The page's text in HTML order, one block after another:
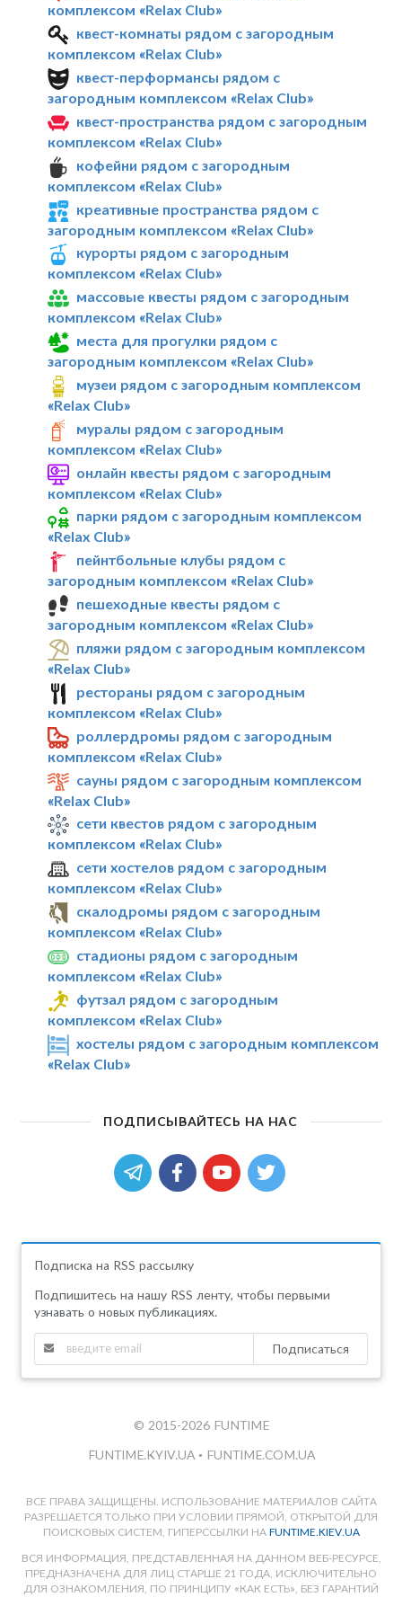
комплексом «Relax Club»
квест-комнаты рядом с загородным
комплексом «Relax Club»
квест-перформансы рядом с
загородным комплексом «Relax Club»
квест-пространства рядом с загородным
комплексом «Relax Club»
кофейни рядом с загородным
комплексом «Relax Club»
креативные пространства рядом с
загородным комплексом «Relax Club»
курорты рядом с загородным
комплексом «Relax Club»
массовые квесты рядом с загородным
комплексом «Relax Club»
места для прогулки рядом с
загородным комплексом «Relax Club»
музеи рядом с загородным комплексом
«Relax Club»
муралы рядом с загородным
комплексом «Relax Club»
онлайн квесты рядом с загородным
комплексом «Relax Club»
парки рядом с загородным комплексом
«Relax Club»
пейнтбольные клубы рядом с
загородным комплексом «Relax Club»
пешеходные квесты рядом с
загородным комплексом «Relax Club»
пляжи рядом с загородным комплексом
«Relax Club»
рестораны рядом с загородным
комплексом «Relax Club»
роллердромы рядом с загородным
комплексом «Relax Club»
сауны рядом с загородным комплексом
«Relax Club»
сети квестов рядом с загородным
комплексом «Relax Club»
сети хостелов рядом с загородным
комплексом «Relax Club»
скалодромы рядом с загородным
комплексом «Relax Club»
стадионы рядом с загородным
комплексом «Relax Club»
футзал рядом с загородным
комплексом «Relax Club»
хостелы рядом с загородным комплексом
«Relax Club»
ПОДПИСЫВАЙТЕСЬ НА НАС
Подписка на RSS рассылку
Подпишитесь на нашу RSS ленту, чтобы первыми
узнавать о новых публикациях.
Подписаться
© 2015-2026 FUNTIME
FUNTIME.KYIV.UA • FUNTIME.COM.UA
ВСЕ ПРАВА ЗАЩИЩЕНЫ. ИСПОЛЬЗОВАНИЕ МАТЕРИАЛОВ САЙТА
РАЗРЕШАЕТСЯ ТОЛЬКО ПРИ УСЛОВИИ ПРЯМОЙ, ОТКРЫТОЙ ДЛЯ
ПОИСКОВЫХ СИСТЕМ, ГИПЕРССЫЛКИ НА FUNTIME.KIEV.UA
ВСЯ ИНФОРМАЦИЯ, ПРЕДСТАВЛЕННАЯ НА ДАННОМ ВЕБ-РЕСУРСЕ,
ПРЕДНАЗНАЧЕНА ДЛЯ ЛИЦ СТАРШЕ 21 ГОДА, ИСКЛЮЧИТЕЛЬНО
ДЛЯ ОЗНАКОМЛЕНИЯ, ПО ПРИНЦИПУ «КАК ЕСТЬ», БЕЗ ГАРАНТИЙ